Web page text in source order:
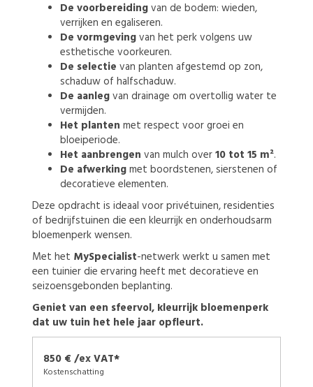
De voorbereidingvan de bodem: wieden,
verrijken en egaliseren.
De vormgevingvan het perk volgens uw
esthetische voorkeuren.
De selectie van planten afgestemd op zon,
schaduw of halfschaduw.
De aanlegvan drainage om overtollig water te
vermijden.
Het planten met respect voor groei en
bloeiperiode.
Het aanbrengen van mulch over10 tot 15 m².
De afwerkingmet boordstenen, sierstenen of
decoratieve elementen.
Deze opdracht is ideaal voor privétuinen, residenties
of bedrijfstuinen die een kleurrijk en onderhoudsarm
bloemenperk wensen.
Met het MySpecialist-netwerk werkt u samen met
een tuinier die ervaring heeft met decoratieve en
seizoensgebonden beplanting.
Geniet van een sfeervol, kleurrijk bloemenperk
dat uw tuin het hele jaar opfleurt.
850 € /ex VAT*
Kostenschatting